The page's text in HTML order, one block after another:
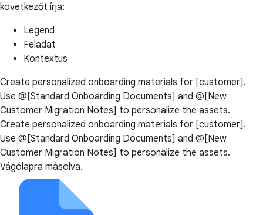
következőt írja:
Legend
Feladat
Kontextus
Create personalized onboarding materials for [customer].
Use @[Standard Onboarding Documents] and @[New
Customer Migration Notes] to personalize the assets.
Create personalized onboarding materials for [customer].
Use @[Standard Onboarding Documents] and @[New
Customer Migration Notes] to personalize the assets.
Vágólapra másolva.